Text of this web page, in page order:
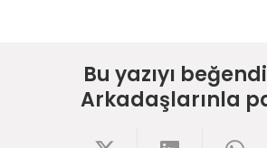
Bu yazıyı
Arkadaşlarınla